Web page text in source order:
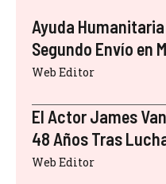
Ayuda
Segundo Envío en
Web Editor
El Actor James
48 Años Tras
Web Editor